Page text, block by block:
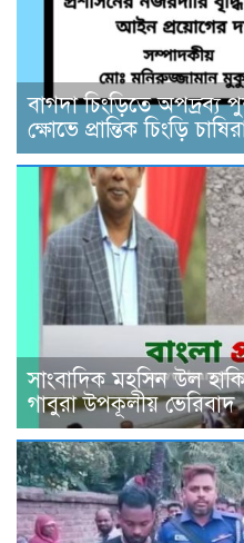
বাগদা চিংড়িতে অপদ্রব্য
ক্ষোভে প্রান্তিক চিংড়ি
সাংবাদিক মহসিন উল
গাবুরা উপকূলীয় ভেরিবাদ